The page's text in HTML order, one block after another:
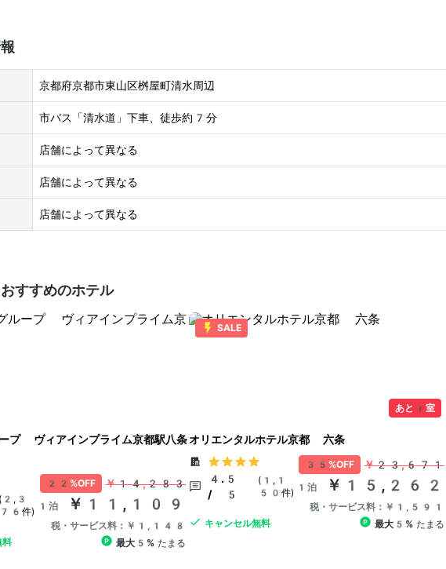
京都府京都市東山区桝屋町清水周辺
市バス「清水道」下車、徒歩約7分
店舗によって異なる
店舗によって異なる
店舗によって異なる
すすめのホテル
プ ヴィアインプライム京都駅八条
(2,3
76件)
料
22%OFF ￥14,283
1泊 ￥11,109
税・サービス料：￥1,148
最大5% たまる
SALE
あと1室
オリエンタルホテル京都 六条
4.5
/ 5
(1,1
50件)
キャンセル無料
35%OFF ￥23,671
1泊 ￥15,262
税・サービス料：￥1,591
最大5% たまる